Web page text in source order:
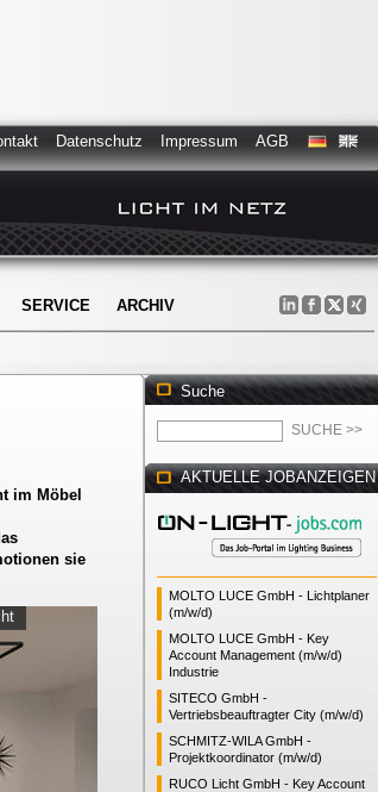
Datenschutz Impressum AGB
SERVICE ARCHIV
im Möbel
sie
Suche
AKTUELLE JOBANZEIGEN
MOLTO LUCE GmbH - Lichtplaner
(m/w/d)
MOLTO LUCE GmbH - Key
Account Management (m/w/d)
Industrie
SITECO GmbH -
Vertriebsbeauftragter City (m/w/d)
SCHMITZ-WILA GmbH -
Projektkoordinator (m/w/d)
RUCO Licht GmbH - Key Account